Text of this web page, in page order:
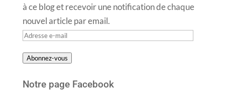
à ce blog et recevoir une notification de chaque
nouvel article par email.
Adresse
mail
Abonnez-vous
Notre page Facebook